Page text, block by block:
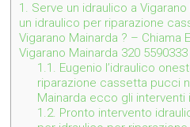
1. Serve un idraulico a
un idraulico per riparazione
Vigarano Mainarda ? – Chiama
Vigarano Mainarda 320 5590333
1.1. Eugenio l’idraulico
riparazione cassetta pucci
Mainarda ecco gli interventi
1.2. Pronto intervento